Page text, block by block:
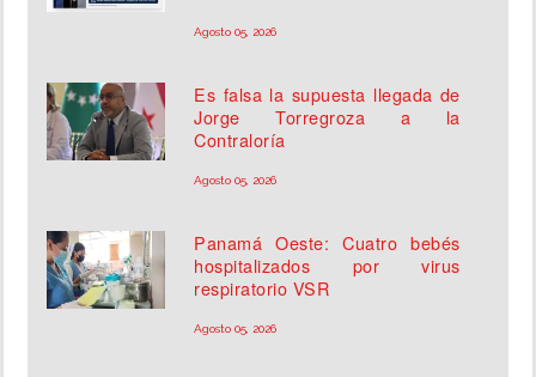
Agosto 05, 2026
Es falsa la supuesta llegada de
Jorge Torregroza a la
Contraloría
Agosto 05, 2026
Panamá Oeste: Cuatro bebés
hospitalizados por virus
respiratorio VSR
Agosto 05, 2026